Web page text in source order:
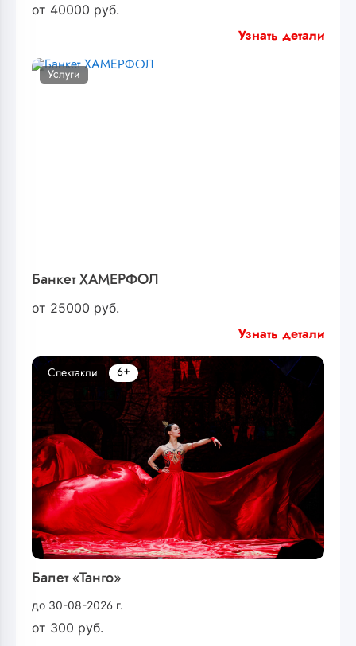
от 40000 руб.
Узнать детали
Банкет ХАМЕРФОЛ
от 25000 руб.
Услуги
Узнать детали
Балет «Танго»
до 30-08-2026 г.
от 300 руб.
Спектакли 6+